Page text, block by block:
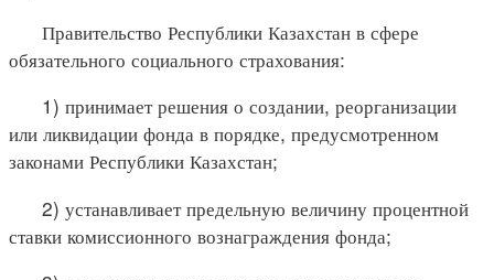
Правительство Республики Казахстан в сфере
обязательного социального страхования:
1) принимает решения о создании, реорганизации
или ликвидации фонда в порядке, предусмотренном
законами Республики Казахстан;
2) устанавливает предельную величину процентной
ставки комиссионного вознаграждения фонда;